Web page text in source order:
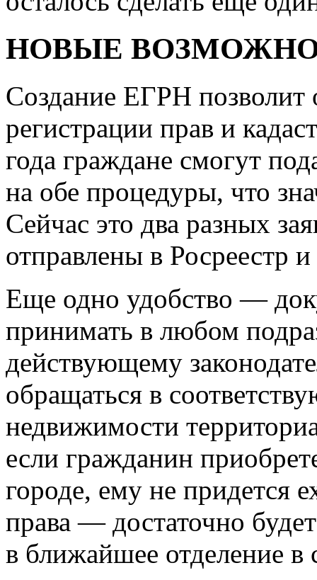
НОВЫЕ
Создание ЕГРН позволит
регистрации прав и
года граждане смогут
на обе процедуры, что
Сейчас это два разных
отправлены в Росреестр
Еще одно удобство —
принимать в любом
действующему
обращаться в
недвижимости
если гражданин
городе, ему не придется
права — достаточно
в ближайшее отделение в